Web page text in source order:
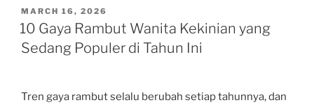
POSTED
ON
MARCH 16, 2026
10 Gaya Rambut Wanita Kekinian yang
Sedang Populer di Tahun Ini
Tren gaya rambut selalu berubah setiap tahunnya, dan